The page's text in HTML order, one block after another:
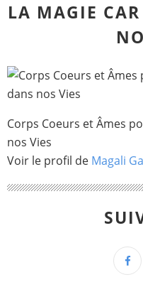
LA MAGIE
Corps Coeurs et Âmes
nos Vies
Voir le profil de Magali